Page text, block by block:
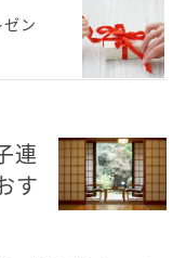
ン
連
す